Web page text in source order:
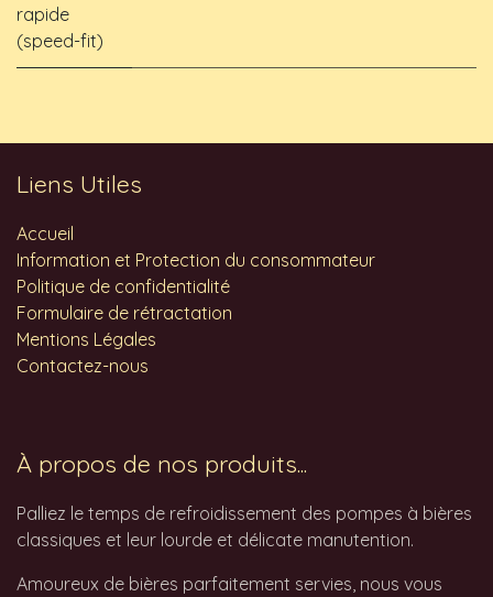
rapide
(speed-fit)
Liens Utiles
Accueil
Information et Protection du consommateur
Politique de confidentialité
Formulaire de rétractation
Mentions Légales
Contactez-nous
À propos de nos produits...
Palliez le temps de refroidissement des pompes à bières
classiques et leur lourde et délicate manutention.
Amoureux de bières parfaitement servies, nous vous